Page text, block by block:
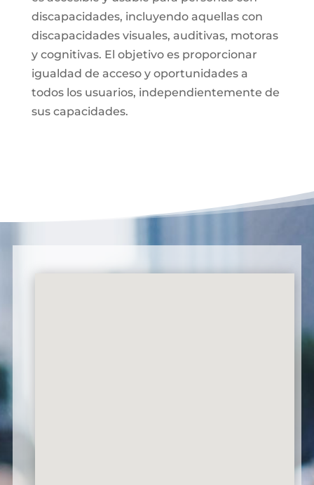
discapacidades, incluyendo aquellas con
discapacidades visuales, auditivas, motoras
y cognitivas. El objetivo es proporcionar
igualdad de acceso y oportunidades a
todos los usuarios, independientemente de
sus capacidades.